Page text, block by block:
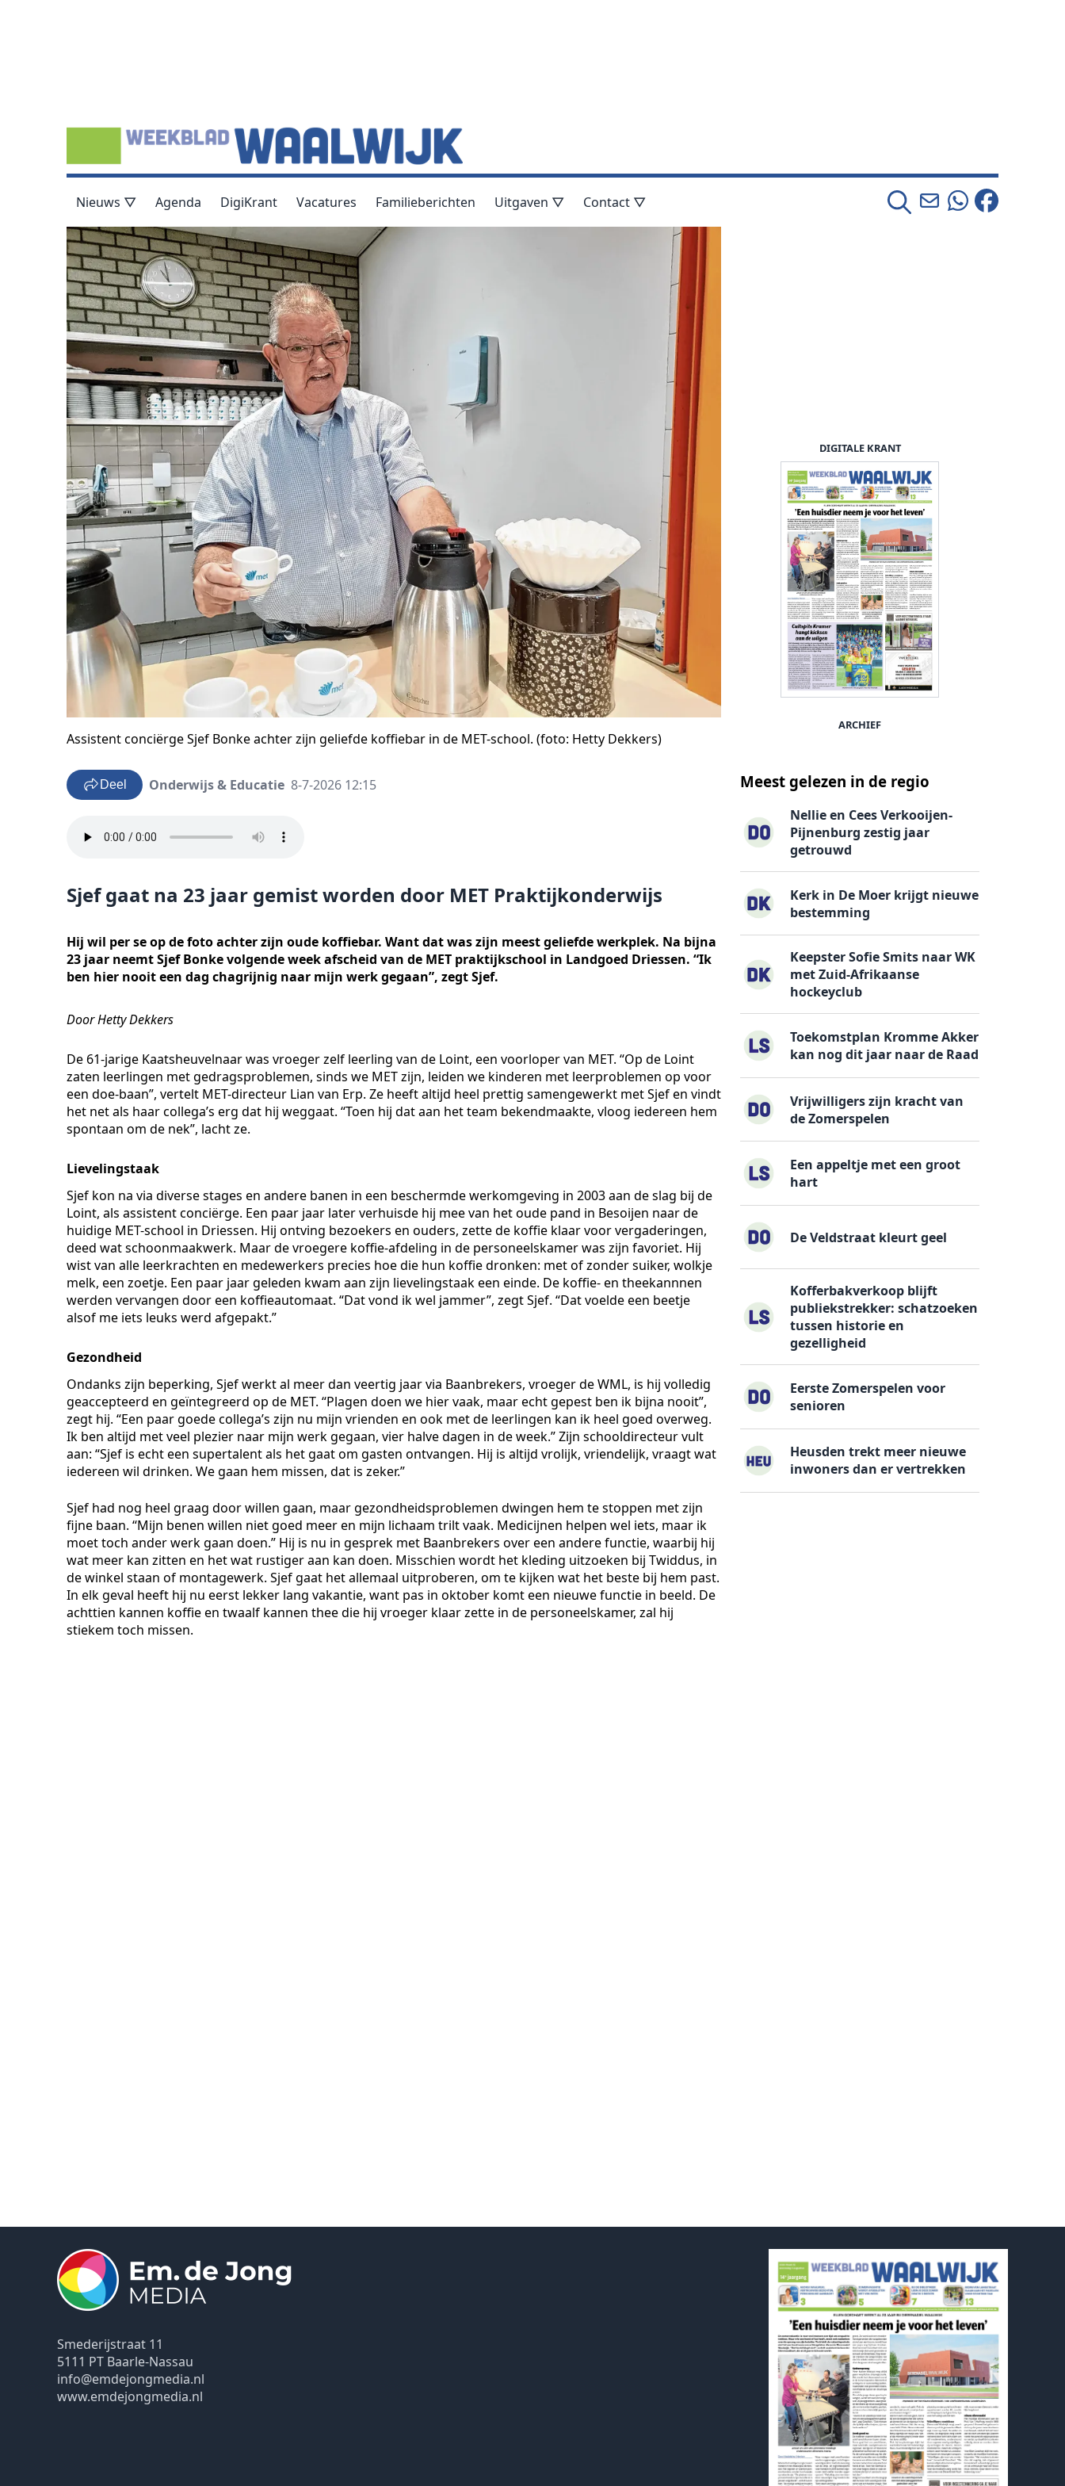
Nieuws ▽ Agenda DigiKrant Vacatures Familieberichten Uitgaven ▽ Contact ▽
Assistent conciërge Sjef Bonke achter zijn geliefde koffiebar in de MET-school. (foto: Hetty Dekkers)
Deel Onderwijs & Educatie 8-7-2026 12:15
Sjef gaat na 23 jaar gemist worden door MET Praktijkonderwijs
Hij wil per se op de foto achter zijn oude koffiebar. Want dat was zijn meest geliefde werkplek. Na bijna
23 jaar neemt Sjef Bonke volgende week afscheid van de MET praktijkschool in Landgoed Driessen. “Ik
ben hier nooit een dag chagrijnig naar mijn werk gegaan”, zegt Sjef.
Door Hetty Dekkers
De 61-jarige Kaatsheuvelnaar was vroeger zelf leerling van de Loint, een voorloper van MET. “Op de Loint
zaten leerlingen met gedragsproblemen, sinds we MET zijn, leiden we kinderen met leerproblemen op voor
een doe-baan”, vertelt MET-directeur Lian van Erp. Ze heeft altijd heel prettig samengewerkt met Sjef en vindt
het net als haar collega’s erg dat hij weggaat. “Toen hij dat aan het team bekendmaakte, vloog iedereen hem
spontaan om de nek”, lacht ze.
Lievelingstaak
Sjef kon na via diverse stages en andere banen in een beschermde werkomgeving in 2003 aan de slag bij de
Loint, als assistent conciërge. Een paar jaar later verhuisde hij mee van het oude pand in Besoijen naar de
huidige MET-school in Driessen. Hij ontving bezoekers en ouders, zette de koffie klaar voor vergaderingen,
deed wat schoonmaakwerk. Maar de vroegere koffie-afdeling in de personeelskamer was zijn favoriet. Hij
wist van alle leerkrachten en medewerkers precies hoe die hun koffie dronken: met of zonder suiker, wolkje
melk, een zoetje. Een paar jaar geleden kwam aan zijn lievelingstaak een einde. De koffie- en theekannnen
werden vervangen door een koffieautomaat. “Dat vond ik wel jammer”, zegt Sjef. “Dat voelde een beetje
alsof me iets leuks werd afgepakt.”
Gezondheid
Ondanks zijn beperking, Sjef werkt al meer dan veertig jaar via Baanbrekers, vroeger de WML, is hij volledig
geaccepteerd en geïntegreerd op de MET. “Plagen doen we hier vaak, maar echt gepest ben ik bijna nooit”,
zegt hij. “Een paar goede collega’s zijn nu mijn vrienden en ook met de leerlingen kan ik heel goed overweg.
Ik ben altijd met veel plezier naar mijn werk gegaan, vier halve dagen in de week.” Zijn schooldirecteur vult
aan: “Sjef is echt een supertalent als het gaat om gasten ontvangen. Hij is altijd vrolijk, vriendelijk, vraagt wat
iedereen wil drinken. We gaan hem missen, dat is zeker.”
Sjef had nog heel graag door willen gaan, maar gezondheidsproblemen dwingen hem te stoppen met zijn
fijne baan. “Mijn benen willen niet goed meer en mijn lichaam trilt vaak. Medicijnen helpen wel iets, maar ik
moet toch ander werk gaan doen.” Hij is nu in gesprek met Baanbrekers over een andere functie, waarbij hij
wat meer kan zitten en het wat rustiger aan kan doen. Misschien wordt het kleding uitzoeken bij Twiddus, in
de winkel staan of montagewerk. Sjef gaat het allemaal uitproberen, om te kijken wat het beste bij hem past.
In elk geval heeft hij nu eerst lekker lang vakantie, want pas in oktober komt een nieuwe functie in beeld. De
achttien kannen koffie en twaalf kannen thee die hij vroeger klaar zette in de personeelskamer, zal hij
stiekem toch missen.
DIGITALE KRANT
ARCHIEF
Meest gelezen in de regio
Nellie en Cees Verkooijen-
Pijnenburg zestig jaar
getrouwd
Kerk in De Moer krijgt nieuwe
bestemming
Keepster Sofie Smits naar WK
met Zuid-Afrikaanse
hockeyclub
Toekomstplan Kromme Akker
kan nog dit jaar naar de Raad
Vrijwilligers zijn kracht van
de Zomerspelen
Een appeltje met een groot
hart
De Veldstraat kleurt geel
Kofferbakverkoop blijft
publiekstrekker: schatzoeken
tussen historie en
gezelligheid
Eerste Zomerspelen voor
senioren
Heusden trekt meer nieuwe
inwoners dan er vertrekken
Smederijstraat 11
5111 PT Baarle-Nassau
info@emdejongmedia.nl
www.emdejongmedia.nl